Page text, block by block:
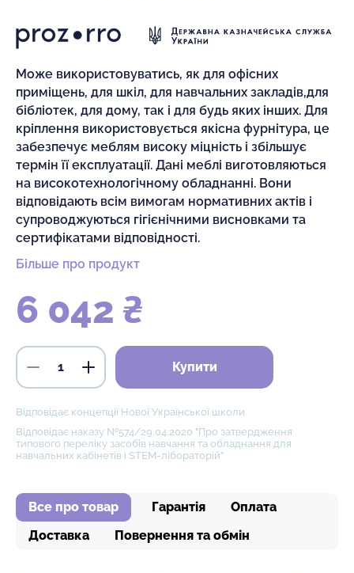
Може використовуватись, як для офісних
приміщень, для шкіл, для навчальних закладів,для
бібліотек, для дому, так і для будь яких інших. Для
кріплення використовується якісна фурнітура, це
забезпечує меблям високу міцність і збільшує
термін її експлуатації. Дані меблі виготовляються
на високотехнологічному обладнанні. Вони
відповідають всім вимогам нормативних актів і
супроводжуються гігієнічними висновками та
сертифікатами відповідності.
Більше про продукт
6 042 ₴
Купити
Відповідає концепції Нової Української школи
Відповідає наказу №574/29.04.2020 "Про затвердження
типового переліку засобів навчання та обладнання для
навчальних кабінетів і STEM-лібораторій"
Все про товар Гарантія
Оплата
Доставка
Повернення та обмін